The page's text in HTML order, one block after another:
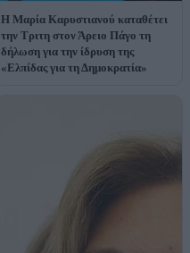
Η Μαρία Καρυστιανού καταθέτει
την Τριτη στον Άρειο Πάγο τη
δήλωση για την ίδρυση της
«Ελπίδας για τη Δημοκρατία»